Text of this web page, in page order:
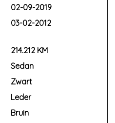
02-09-2019
03-02-2012
214.212 KM
Sedan
Zwart
Leder
Bruin